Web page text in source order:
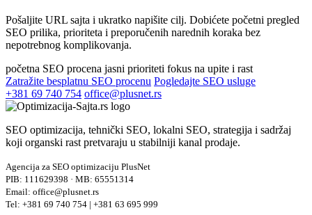
Pošaljite URL sajta i ukratko napišite cilj. Dobićete početni pregled
SEO prilika, prioriteta i preporučenih narednih koraka bez
nepotrebnog komplikovanja.
početna SEO procena jasni prioriteti fokus na upite i rast
Zatražite besplatnu SEO procenu Pogledajte SEO usluge
+381 69 740 754 office@plusnet.rs
SEO optimizacija, tehnički SEO, lokalni SEO, strategija i sadržaj
koji organski rast pretvaraju u stabilniji kanal prodaje.
Agencija za SEO optimizaciju PlusNet
PIB: 111629398 · MB: 65551314
Email: office@plusnet.rs
Tel: +381 69 740 754 | +381 63 695 999